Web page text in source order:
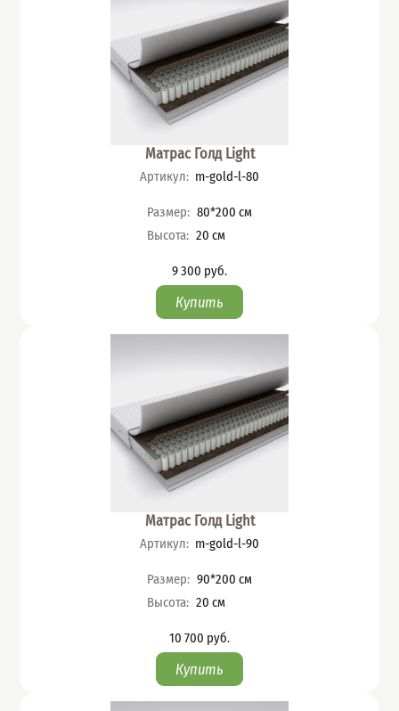
Матрас Голд Light
Артикул: m-gold-l-80
Характеристики
Размер: 80*200 см
Высота: 20 см
Цена
9 300 руб.
Матрас Голд Light
Артикул: m-gold-l-90
Характеристики
Размер: 90*200 см
Высота: 20 см
Цена
10 700 руб.